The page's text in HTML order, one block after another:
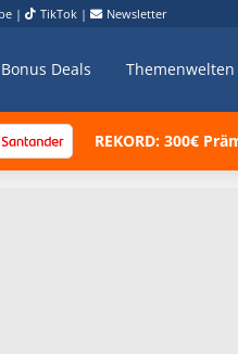
| TikTok | Newsletter
Bonus Deals Themenwelten
REKORD: 300€